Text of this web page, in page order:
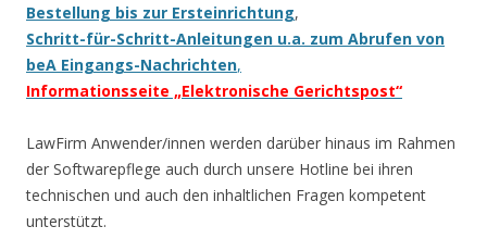
Bestellung bis zur Ersteinrichtung,
Schritt-für-Schritt-Anleitungen u.a. zum Abrufen von
beA Eingangs-Nachrichten,
Informationsseite „Elektronische Gerichtspost“
LawFirm Anwender/innen werden darüber hinaus im Rahmen
der Softwarepflege auch durch unsere Hotline bei ihren
technischen und auch den inhaltlichen Fragen kompetent
unterstützt.